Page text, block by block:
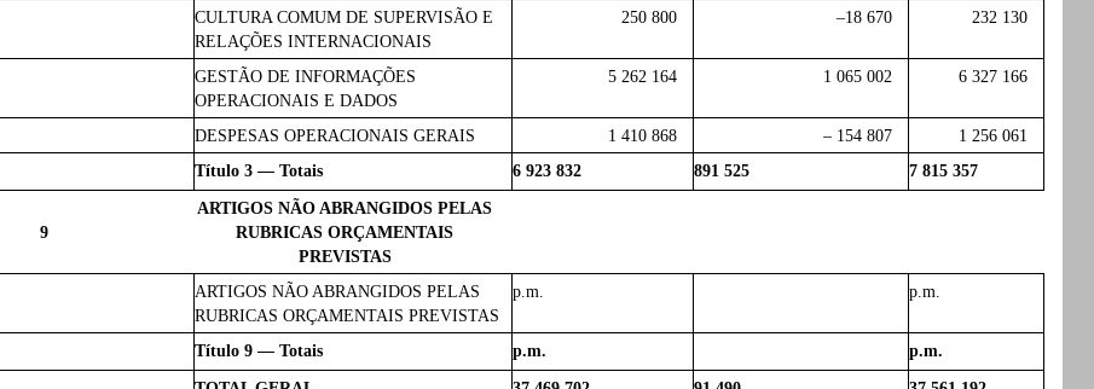
CULTURA COMUM DE SUPERVISÃO E
RELAÇÕES INTERNACIONAIS
250 800 –18 670 232 130
GESTÃO DE INFORMAÇÕES
OPERACIONAIS E DADOS
5 262 164 1 065 002 6 327 166
DESPESAS OPERACIONAIS GERAIS 1 410 868 – 154 807
1 256 061
Título 3 — Totais
6 923 832 891 525 7 815 357
9
ARTIGOS NÃO ABRANGIDOS PELAS
RUBRICAS ORÇAMENTAIS
PREVISTAS
ARTIGOS NÃO ABRANGIDOS PELAS
RUBRICAS ORÇAMENTAIS PREVISTAS
p.m. p.m.
Título 9 — Totais p.m.
p.m.